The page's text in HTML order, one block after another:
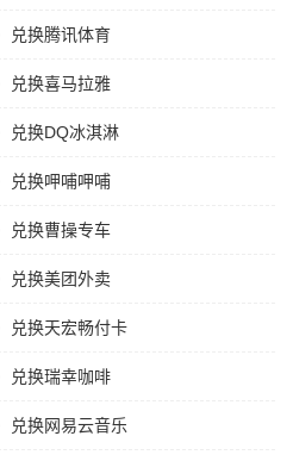
兑换腾讯体育
兑换喜马拉雅
兑换DQ冰淇淋
兑换呷哺呷哺
兑换曹操专车
兑换美团外卖
兑换天宏畅付卡
兑换瑞幸咖啡
兑换网易云音乐